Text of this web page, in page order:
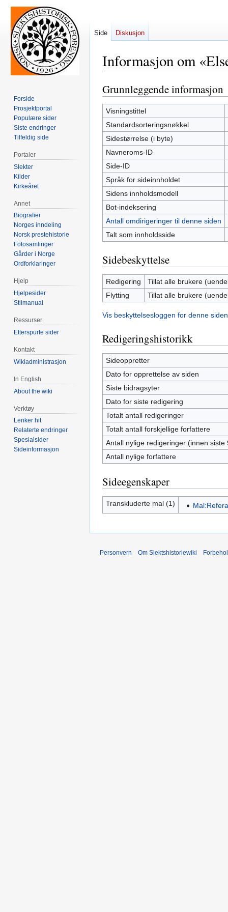
Informasjon om
Hopp
til
navigering
Hopp
til
søk
Grunnleggende informasjon
Visningstittel
Standardsorteringsnøkkel
Sidestørrelse (i byte)
Navneroms-ID
Side-ID
Språk for sideinnholdet
Sidens innholdsmodell
Bot-indeksering
Antall omdirigeringer til denne siden
Talt som innholdsside
Sidebeskyttelse
Redigering
Tillat alle brukere
Flytting
Tillat alle brukere
Vis beskyttelsesloggen for denne
Redigeringshistorikk
Sideoppretter
Dato for opprettelse av siden
Siste bidragsyter
Dato for siste redigering
Totalt antall redigeringer
Totalt antall forskjellige forfattere
Antall nylige redigeringer (innen siste
Antall nylige forfattere
Sideegenskaper
Transkluderte mal (1)
Side Diskusjon
Forside
Prosjektportal
Populære sider
Siste endringer
Tilfeldig side
Portaler
Slekter
Kilder
Kirkeåret
Annet
Biografier
Norges inndeling
Norsk prestehistorie
Fotosamlinger
Gårder i Norge
Ordforklaringer
Hjelp
Hjelpesider
Stilmanual
Ressurser
Etterspurte sider
Kontakt
Wikiadministrasjon
In English
About the wiki
Verktøy
Lenker hit
Relaterte endringer
Spesialsider
Sideinformasjon
Personvern Om Slektshistoriewiki